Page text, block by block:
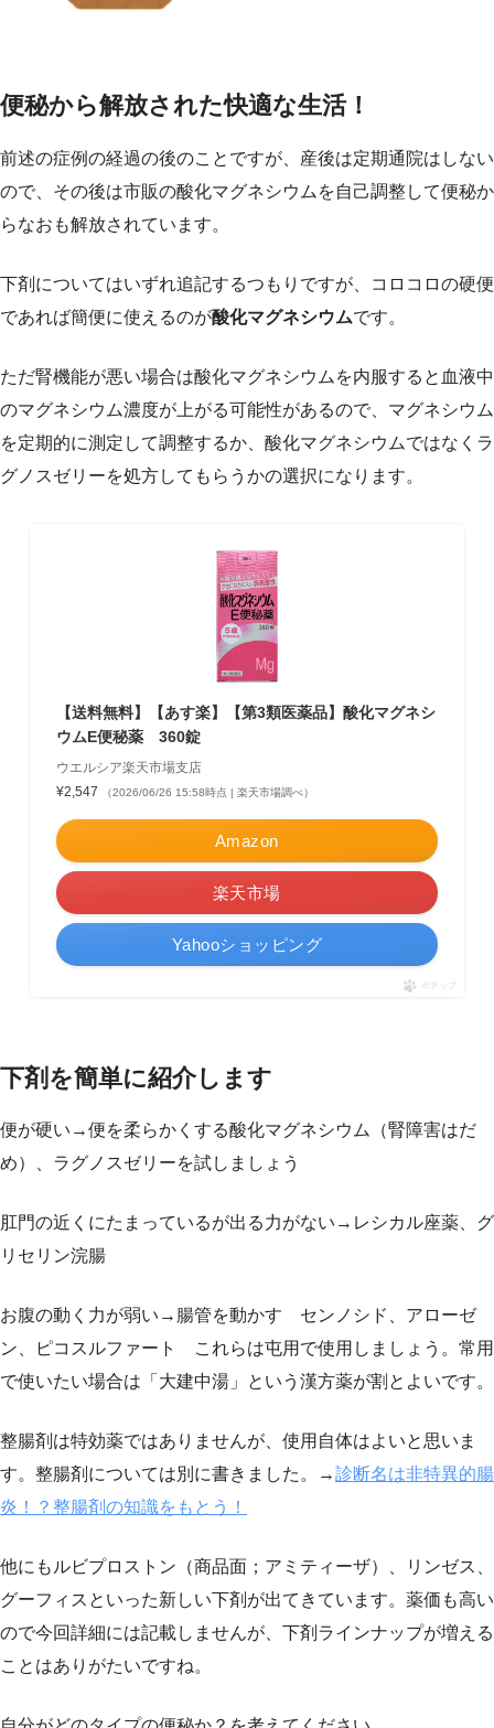
便秘から解放された快適な生活！
前述の症例の経過の後のことですが、産後は定期通院はしない
ので、その後は市販の酸化マグネシウムを自己調整して便秘か
らなおも解放されています。
下剤についてはいずれ追記するつもりですが、コロコロの硬便
であれば簡便に使えるのが酸化マグネシウムです。
ただ腎機能が悪い場合は酸化マグネシウムを内服すると血液中
のマグネシウム濃度が上がる可能性があるので、マグネシウム
を定期的に測定して調整するか、酸化マグネシウムではなくラ
グノスゼリーを処方してもらうかの選択になります。
【送料無料】【あす楽】【第3類医薬品】酸化マグネシ
ウムE便秘薬 360錠
ウエルシア楽天市場支店
¥2,547
（2026/06/26 15:58時点 | 楽天市場調べ）
Amazon
楽天市場
Yahooショッピング
ポチップ
下剤を簡単に紹介します
便が硬い→便を柔らかくする酸化マグネシウム（腎障害はだ
め）、ラグノスゼリーを試しましょう
肛門の近くにたまっているが出る力がない→レシカル座薬、グ
リセリン浣腸
お腹の動く力が弱い→腸管を動かす センノシド、アローゼ
ン、ピコスルファート これらは屯用で使用しましょう。常用
で使いたい場合は「大建中湯」という漢方薬が割とよいです。
整腸剤は特効薬ではありませんが、使用自体はよいと思いま
す。整腸剤については別に書きました。→診断名は非特異的腸
炎！？整腸剤の知識をもとう！
他にもルビプロストン（商品面；アミティーザ）、リンゼス、
グーフィスといった新しい下剤が出てきています。薬価も高い
ので今回詳細には記載しませんが、下剤ラインナップが増える
ことはありがたいですね。